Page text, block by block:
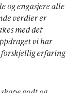
og engasjere alle
verdier er
med det
vi har
erfaring